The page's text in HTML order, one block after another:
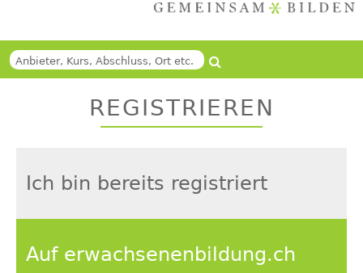
Suche
Back
REGISTRIEREN
Ich bin bereits registriert
Auf erwachsenenbildung.ch